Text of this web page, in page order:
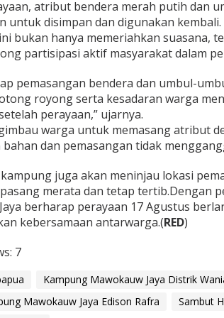
g
H
U
R
k
e
-
0
atribut bendera merah putih dan
untuk disimpan dan digunakan
bukan hanya memeriahkan suasana,
partisipasi aktif masyarakat dalam
pemasangan bendera dan umbul-
royong serta kesadaran warga
perayaan,” ujarnya.
warga untuk memasang atribut
bahan dan pemasangan tidak
juga akan meninjau lokasi
merata dan tetap tertib.Dengan
berharap perayaan 17 Agustus
kebersamaan antarwarga.(RED)
7
Kampung Mawokauw Jaya Distrik
Mawokauw Jaya Edison Rafra
Sambut